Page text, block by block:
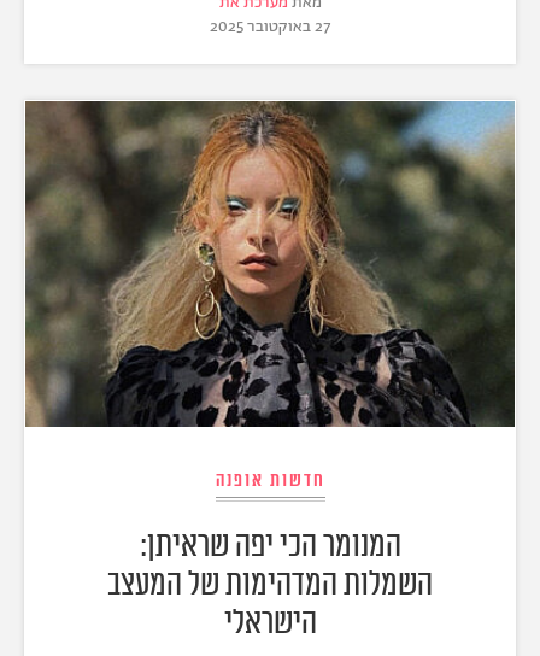
27 באוקטובר 2025
חדשות אופנה
המנומר הכי יפה שראיתן:
השמלות המדהימות של המעצב
הישראלי